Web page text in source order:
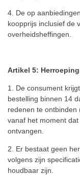
4. De op
koopprijs inclusief de
overheidsheffingen.
Artikel 5:
1. De consument
bestelling binnen 14
redenen te ontbinden
vanaf het moment
ontvangen.
2. Er bestaat geen
volgens zijn
houdbaar zijn.